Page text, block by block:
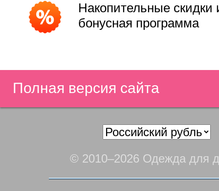
Накопительные скидки
бонусная программа
Полная версия сайта
© 2010–2026 Одежда для